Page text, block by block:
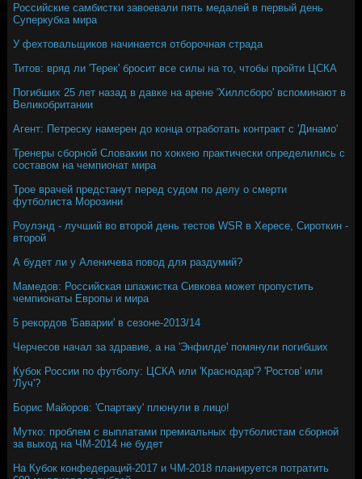
Российские самбистки завоевали пять медалей в первый день
Суперкубка мира
У фехтовальщиков начинается отборочная страда
Титов: вряд ли 'Терек' бросит все силы на то, чтобы пройти ЦСКА
Погибших 25 лет назад в давке на арене 'Хиллсборо' вспоминают в
Великобритании
Агент: Петреску намерен до конца отработать контракт с 'Динамо'
Тренеры сборной Словакии по хоккею практически определились с
составом на чемпионат мира
Трое врачей предстанут перед судом по делу о смерти
футболиста Морозини
Роулэнд - лучший во второй день тестов WSR в Хересе, Сироткин -
второй
А будет ли у Аленичева повод для раздумий?
Мамедов: Российская шпажистка Сивкова может пропустить
чемпионаты Европы и мира
5 рекордов 'Баварии' в сезоне-2013/14
Черчесов начал за здравие, а на 'Энфилде' помянули погибших
Кубок России по футболу: ЦСКА или 'Краснодар'? 'Ростов' или
'Луч'?
Борис Майоров: 'Спартаку' плюнули в лицо!
Мутко: проблем с выплатами премиальных футболистам сборной
за выход на ЧМ-2014 не будет
На Кубок конфедераций-2017 и ЧМ-2018 планируется потратить